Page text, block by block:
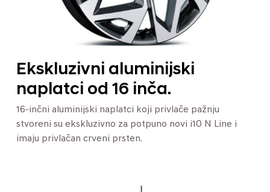
Ekskluzivni aluminijski
naplatci od 16 inča.
16-inčni aluminijski naplatci koji privlače pažnju
stvoreni su ekskluzivno za potpuno novi i10 N Line i
imaju privlačan crveni prsten.